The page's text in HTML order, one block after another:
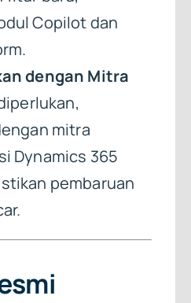
Copilot dan
dengan Mitra
mitra
Dynamics 365
pembaruan